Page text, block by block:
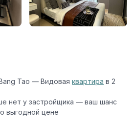
Tao — Видовая квартира в 2
нет у застройщика — ваш шанс
выгодной цене